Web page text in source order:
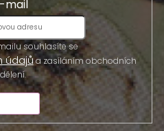
mail
souhlasíte se
údajůa zasíláním obchodních